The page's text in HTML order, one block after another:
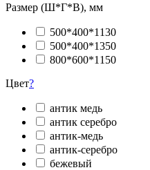
Размер (Ш*Г*В), мм
500*400*1130
500*400*1350
800*600*1150
Цвет?
антик медь
антик серебро
антик-медь
антик-серебро
бежевый